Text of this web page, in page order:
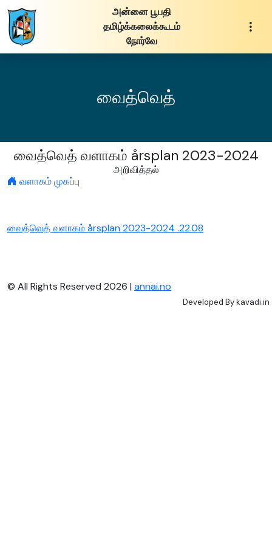
அன்னை பூபதி
தமிழ்க்கலைக்கூடம்
நோர்வே
வைத்வெத்
வைத்வெத் வளாகம் årsplan 2023-2024
அறிவித்தல்
வளாகம் முகப்பு
வைத்வெத் வளாகம் årsplan 2023-2024 .22.08
© All Rights Reserved 2026 | annai.no
Developed Bykavadi.in